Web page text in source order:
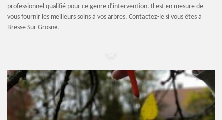
professionnel qualifié pour ce genre d’intervention. Il est en mesure de
vous fournir les meilleurs soins à vos arbres. Contactez-le si vous êtes à
Bresse Sur Grosne.